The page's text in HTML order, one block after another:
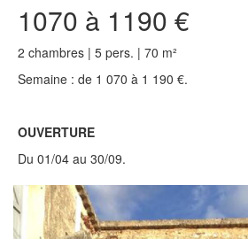
1070 à 1190 €
2 chambres | 5 pers. | 70 m²
Semaine : de 1 070 à 1 190 €.
OUVERTURE
Du 01/04 au 30/09.